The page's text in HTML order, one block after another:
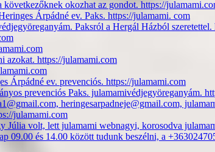
következőknek okozhat az gondot. https://
Árpádné ev. Paks. https://julamami. com
Paksról a Hergál Házból
azokat. https://julamami.com
Árpádné ev. prevenciós. https://julamami.com
prevenciós Paks. julamamivédjegyöreganyám.
heringesarpadneje@gmail.com,
julamami.com
Júlia volt, lett julamami webnagyi, korosodva
09.00 és 14.00 között tudunk beszélni, a